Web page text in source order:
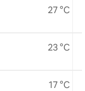
27 °C
23 °C
17 °C